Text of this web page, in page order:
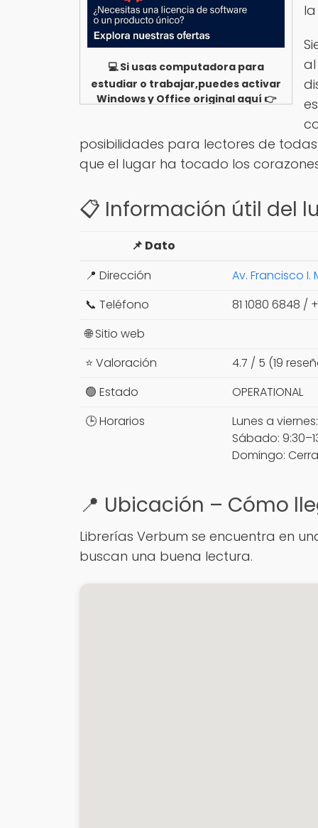
💻 Si usas computadora para
estudiar o trabajar,puedes activar
Windows y Office original aquí 👉
posibilidades para lectores de
que el lugar ha tocado los
📋 Información útil del
📌 Dato
📍 Dirección
Av. Francisco I.
📞 Teléfono
81 1080 6848 /
🌐 Sitio web
⭐ Valoración
4.7 / 5 (19
🟢 Estado
OPERATIONAL
🕒 Horarios
Lunes a
Sábado:
Domingo:
📍 Ubicación – Cómo
Librerías Verbum se encuentra en
buscan una buena lectura.